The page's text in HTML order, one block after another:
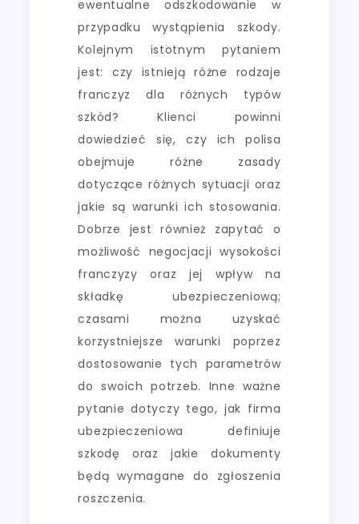
ewentualne odszkodowanie w
przypadku wystąpienia szkody.
Kolejnym istotnym pytaniem
jest: czy istnieją różne rodzaje
franczyz dla różnych typów
szkód? Klienci powinni
dowiedzieć się, czy ich polisa
obejmuje różne zasady
dotyczące różnych sytuacji oraz
jakie są warunki ich stosowania.
Dobrze jest również zapytać o
możliwość negocjacji wysokości
franczyzy oraz jej wpływ na
składkę ubezpieczeniową;
czasami można uzyskać
korzystniejsze warunki poprzez
dostosowanie tych parametrów
do swoich potrzeb. Inne ważne
pytanie dotyczy tego, jak firma
ubezpieczeniowa definiuje
szkodę oraz jakie dokumenty
będą wymagane do zgłoszenia
roszczenia.